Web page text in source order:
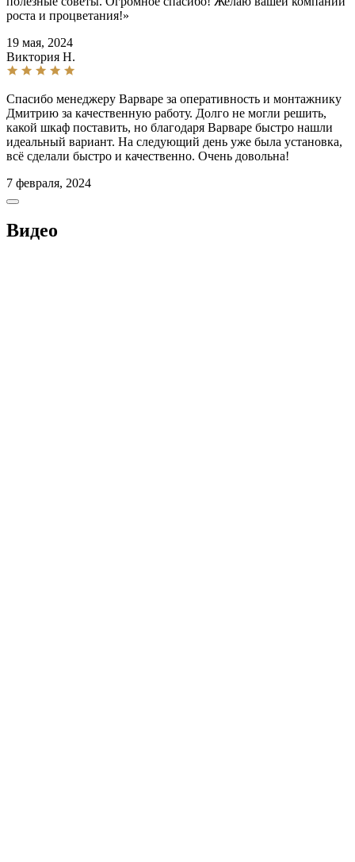
роста и процветания!»
19 мая, 2024
Виктория Н.
Спасибо менеджеру Варваре за оперативность и монтажнику
Дмитрию за качественную работу. Долго не могли решить,
какой шкаф поставить, но благодаря Варваре быстро нашли
идеальный вариант. На следующий день уже была установка,
всё сделали быстро и качественно. Очень довольна!
7 февраля, 2024
Видео